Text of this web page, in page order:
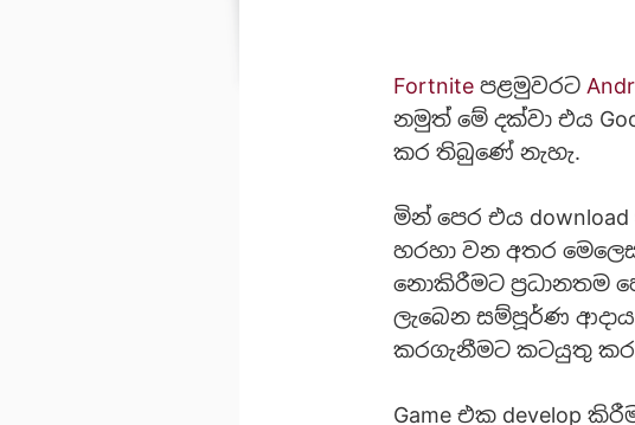
Fortnite පළමුවරට
නමුත් මේ දක්වා එය
කර තිබුණේ නැහැ.
මින් පෙර එය
හරහා වන අතර මෙලෙස
නොකිරීමට ප්‍රධානතම
ලැබෙන සම්පූර්ණ
කරගැනීමට කටයුතු
Game එක develop